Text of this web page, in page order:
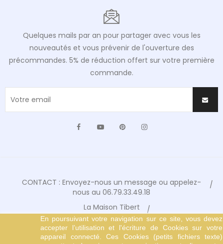
Quelques mails par an pour partager avec vous les
nouveautés et vous prévenir de l'ouverture des
précommandes. 5% de réduction offert sur votre première
commande.
FacebookYouTubePinterest
CONTACT : Envoyez-nous un message ou appelez-
nous au 06.79.33.49.18
La Maison Tibert
Conditions Générales de Vente
Mentions Légales
En poursuivant votre navigation sur ce site, vous devez
accepter l’utilisation et l'écriture de Cookies sur votre
appareil connecté. Ces Cookies (petits fichiers texte)